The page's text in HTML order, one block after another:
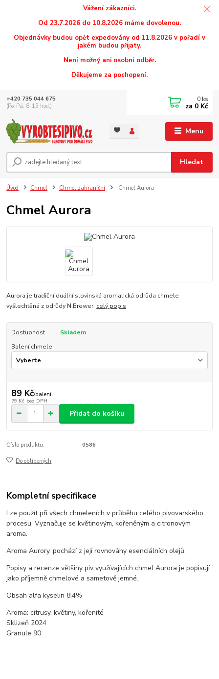
Vážení zákazníci.
Od 23.7.2026 do 10.8.2026 máme dovolenou.
Objednávky budou opět expedovány od 11.8.2026 v pořadí v
jakém budou přijaty.
Není možný ani osobní odběr.
Děkujeme za pochopení.
Menu
Hledat
+420 735 044 675
(Po-Pá, 8-13 hod.)
0 ks
za 0 Kč
Úvod Chmel Chmel zahraniční Chmel Aurora
Chmel Aurora
Aurora je tradiční duální slovinská aromatická odrůda chmele
vyšlechtěná z odrůdy N.Brewer. celý popis
Dostupnost
Skladem
Balení chmele
89 Kč/balení
79 Kč bez DPH
Přidat do košíku
Číslo produktu: 0586
Do oblíbených
Kompletní specifikace
Lze použít při všech chmeleních v průběhu celého pivovarského
procesu. Vyznačuje se květinovým, kořeněným a citronovým
aroma.
Aroma Aurory, pochází z její rovnováhy esenciálních olejů.
Popisy a recenze většiny piv využívajících chmel Aurora je popisují
jako příjemně chmelové a sametově jemné.
Obsah alfa kyselin 8,4%
Aroma: citrusy, květiny, kořenité
Sklizeň 2024
Granule 90